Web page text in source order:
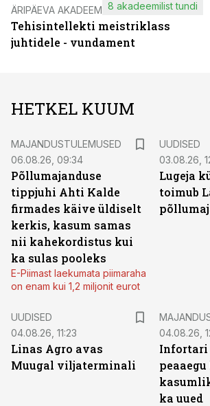
ÄRIPÄEVA AKADEEMIA
Tehisintellekti meistriklass
juhtidele - vundament
8 akadeemilist tundi
HETKEL KUUM
MAJANDUSTULEMUSED
06.08.26, 09:34
Põllumajanduse
tippjuhi Ahti Kalde
firmades käive üldiselt
kerkis, kasum samas
nii kahekordistus kui
ka sulas pooleks
E-Piimast laekumata piimaraha
on enam kui 1,2 miljonit eurot
UUDISED
03.08.26,
Lugeja
toimub
UUDISED
04.08.26, 11:23
Linas Agro avas
Muugal viljaterminali
04.08.26,
Infortari
ka uued